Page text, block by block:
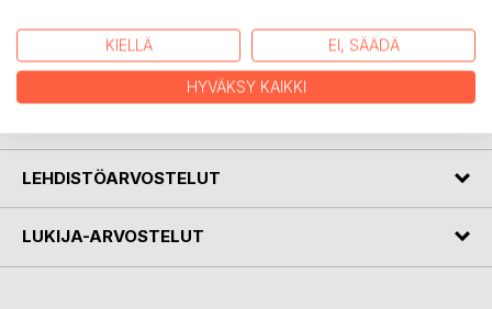
Kuvina on eläin-, lintu- ym. luontovalokuvia
Sateenkaarilintu toivottaa rikkaita rakkaita lukuhetkiä!
LEHDISTÖARVOSTELUT
LUKIJA-ARVOSTELUT
KIELLÄ EI, SÄÄDÄ
HYVÄKSY KAIKKI